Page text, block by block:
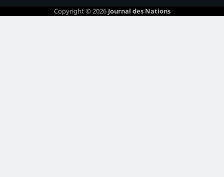
Copyright © 2026 Journal des Nations